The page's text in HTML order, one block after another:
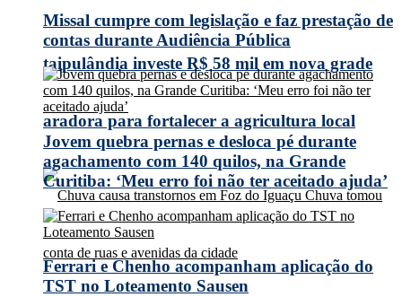
taipulândia investe R$ 58 mil em nova grade
aradora para fortalecer a agricultura local
Missal cumpre com legislação e faz prestação de
contas durante Audiência Pública
Jovem quebra pernas e desloca pé durante
agachamento com 140 quilos, na Grande
Curitiba: ‘Meu erro foi não ter aceitado ajuda’
Ferrari e Chenho acompanham aplicação do
TST no Loteamento Sausen